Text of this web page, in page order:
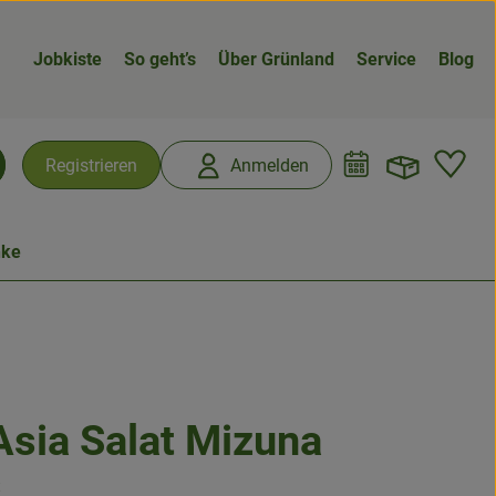
Jobkiste So geht’s Über Grünland Service Blog
Registrieren Anmelden
Salat Mizuna